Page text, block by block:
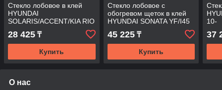
Стекло лобовое в клей
HYUNDAI
SOLARIS/ACCENT/KIA RIO
28 425 ₸
Купить
Стекло лобовое с
обогревом щеток в клей
HYUNDAI SONATA YF/I45
45 225₸
Купить
10-
37
О нас